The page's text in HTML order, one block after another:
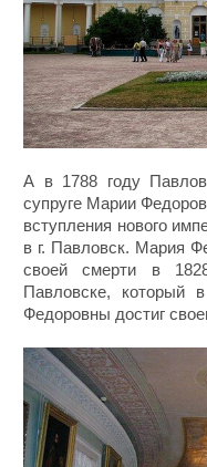
А в 1788 году
супруге Марии
вступления нового
в г. Павловск. Мария
своей смерти в
Павловске, который
Федоровны достиг